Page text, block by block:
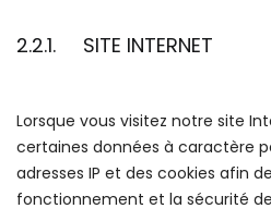
2.2.1. SITE INTERNET
Lorsque vous visitez notre site
certaines données à caractère
adresses IP et des cookies afin
fonctionnement et la sécurité